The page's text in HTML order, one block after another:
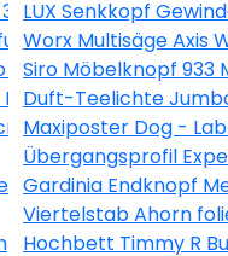
m Schwarz
LUX Senkkopf
Länge 200-250 cm,
Worx Multisäge Axis
Siro Möbelknopf
A+
Duft-Teelichte
Maxiposter Dog -
Übergangsprofil
39 mm x 19 mm x
Gardinia Endknopf
Viertelstab Ahorn
Hochbett Timmy R